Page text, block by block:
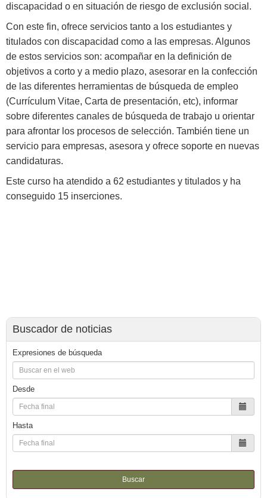
discapacidad o en situación de riesgo de exclusión social.
Con este fin, ofrece servicios tanto a los estudiantes y
titulados con discapacidad como a las empresas. Algunos
de estos servicios son: acompañar en la definición de
objetivos a corto y a medio plazo, asesorar en la confección
de las diferentes herramientas de búsqueda de empleo
(Currículum Vitae, Carta de presentación, etc), informar
sobre diferentes canales de búsqueda de trabajo u orientar
para afrontar los procesos de selección. También tiene un
servicio para empresas, asesora y ofrece soporte en nuevas
candidaturas.
Este curso ha atendido a 62 estudiantes y titulados y ha
conseguido 15 inserciones.
Buscador de noticias
Expresiones de búsqueda
Desde
Hasta
Buscar